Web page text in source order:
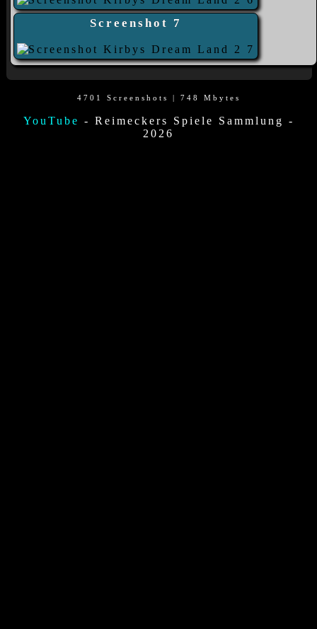
Screenshot 7
4701 Screenshots | 748 Mbytes
YouTube - Reimeckers Spiele Sammlung -
2026